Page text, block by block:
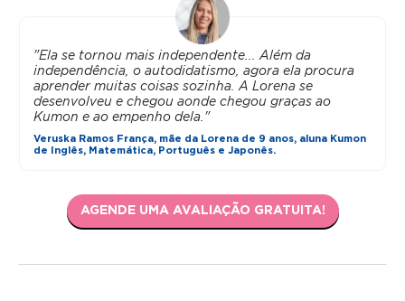
"Ela se tornou mais independente... Além da
independência, o autodidatismo, agora ela procura
aprender muitas coisas sozinha. A Lorena se
desenvolveu e chegou aonde chegou graças ao
Kumon e ao empenho dela."
Veruska Ramos França, mãe da Lorena de 9 anos, aluna Kumon
de Inglês, Matemática, Português e Japonês.
AGENDE UMA AVALIAÇÃO GRATUITA!